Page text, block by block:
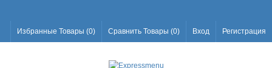
Избранные Товары (0) Сравнить Товары (0) Вход Регистрация